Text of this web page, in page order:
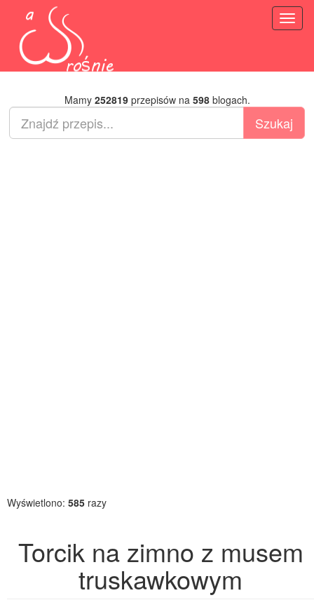
Mamy 252819przepisów na 598blogach.
Wyświetlono: 585 razy
Torcik na zimno z musem
truskawkowym